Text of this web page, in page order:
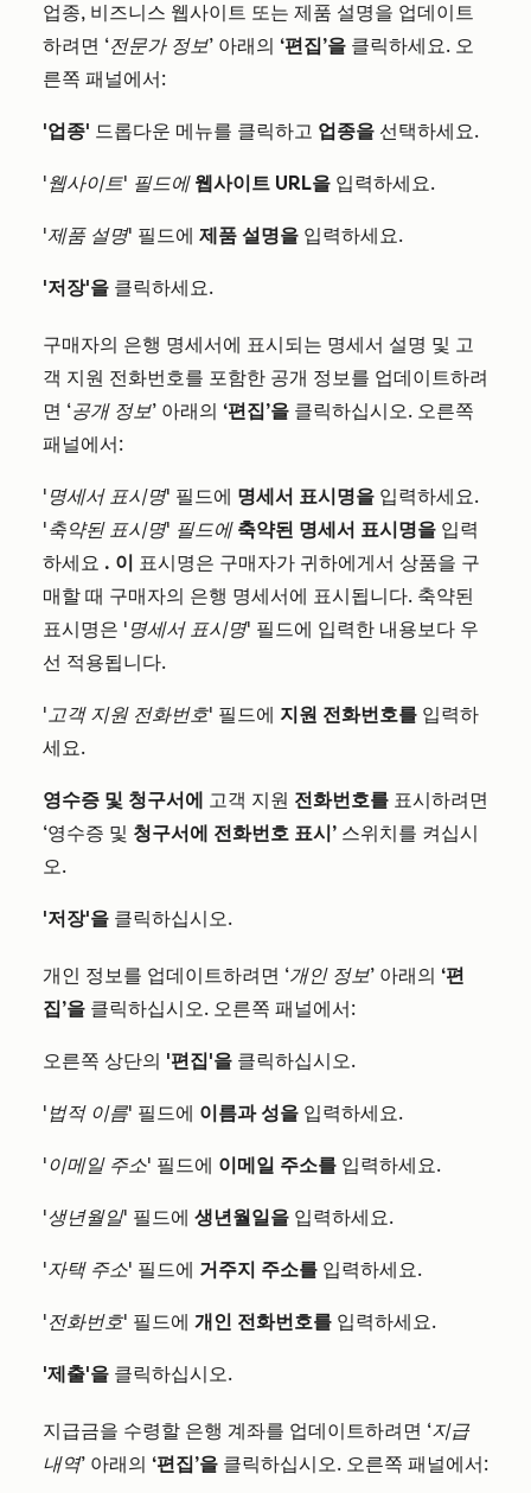
업종, 비즈니스 웹사이트 또는 제품 설명을 업데이트
하려면 ‘전문가 정보’ 아래의 ‘편집’을 클릭하세요. 오
른쪽 패널에서:
'업종' 드롭다운 메뉴를 클릭하고 업종을 선택하세요.
'웹사이트' 필드에 웹사이트 URL을 입력하세요.
'제품 설명' 필드에 제품 설명을 입력하세요.
'저장'을 클릭하세요.
구매자의 은행 명세서에 표시되는 명세서 설명 및 고
객 지원 전화번호를 포함한 공개 정보를 업데이트하려
면 ‘공개 정보’ 아래의 ‘편집’을 클릭하십시오. 오른쪽
패널에서:
'명세서 표시명' 필드에 명세서 표시명을 입력하세요.
'축약된 표시명' 필드에 축약된 명세서 표시명을 입력
하세요 . 이 표시명은 구매자가 귀하에게서 상품을 구
매할 때 구매자의 은행 명세서에 표시됩니다. 축약된
표시명은 '명세서 표시명' 필드에 입력한 내용보다 우
선 적용됩니다.
'고객 지원 전화번호' 필드에 지원 전화번호를 입력하
세요.
영수증 및 청구서에 고객 지원 전화번호를 표시하려면
‘영수증 및 청구서에 전화번호 표시’ 스위치를 켜십시
오.
'저장'을 클릭하십시오.
개인 정보를 업데이트하려면 ‘개인 정보’ 아래의 ‘편
집’을 클릭하십시오. 오른쪽 패널에서:
오른쪽 상단의 '편집'을 클릭하십시오.
'법적 이름' 필드에 이름과 성을 입력하세요.
'이메일 주소' 필드에 이메일 주소를 입력하세요.
'생년월일' 필드에 생년월일을 입력하세요.
'자택 주소' 필드에 거주지 주소를 입력하세요.
'전화번호' 필드에 개인 전화번호를 입력하세요.
'제출'을 클릭하십시오.
지급금을 수령할 은행 계좌를 업데이트하려면 ‘지급
내역’ 아래의 ‘편집’을 클릭하십시오. 오른쪽 패널에서: